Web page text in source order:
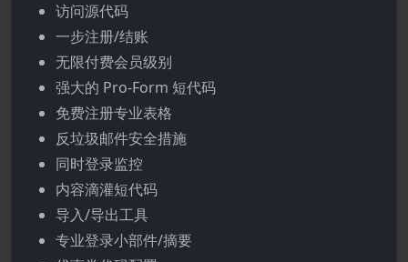
访问源代码
一步注册/结账
无限付费会员级别
强大的 Pro-Form 短代码
免费注册专业表格
反垃圾邮件安全措施
同时登录监控
内容滴灌短代码
导入/导出工具
专业登录小部件/摘要